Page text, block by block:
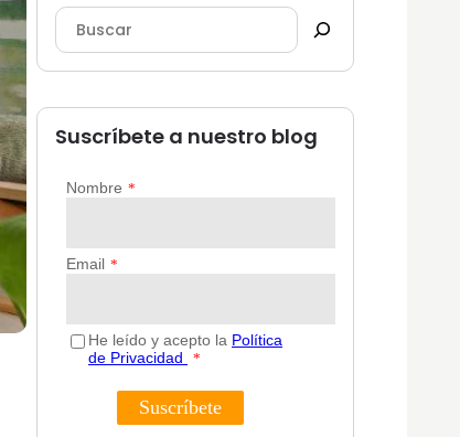
Suscríbete a nuestro blog